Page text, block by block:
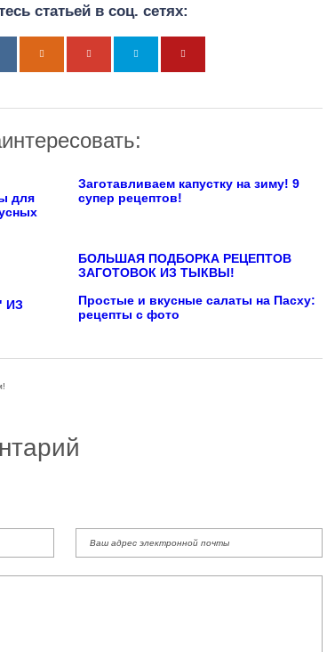
статьей в соц. сетях:
для
Заготавливаем капустку на зиму! 9
супер рецептов!
БОЛЬШАЯ ПОДБОРКА РЕЦЕПТОВ
ЗАГОТОВОК ИЗ ТЫКВЫ!
ИЗ
Простые и вкусные салаты на Пасху:
рецепты с фото